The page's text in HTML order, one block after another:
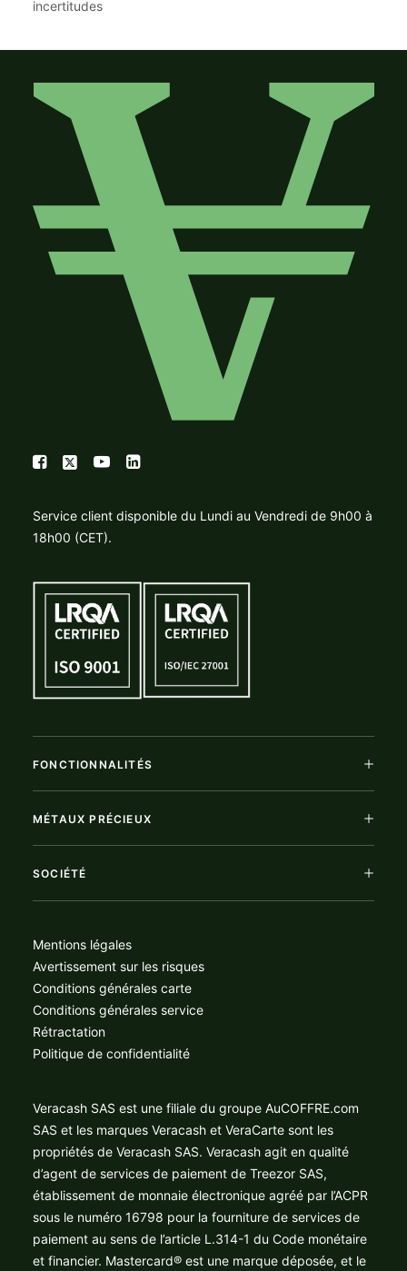
incertitudes
Service client disponible du Lundi au Vendredi de 9h00 à
18h00 (CET).
FONCTIONNALITÉS
MÉTAUX PRÉCIEUX
SOCIÉTÉ
Mentions légales
Avertissement sur les risques
Conditions générales carte
Conditions générales service
Rétractation
Politique de confidentialité
Veracash SAS est une filiale du groupe AuCOFFRE.com
SAS et les marques Veracash et VeraCarte sont les
propriétés de Veracash SAS. Veracash agit en qualité
d’agent de services de paiement de Treezor SAS,
établissement de monnaie électronique agréé par l’ACPR
sous le numéro 16798 pour la fourniture de services de
paiement au sens de l’article L.314-1 du Code monétaire
et financier. Mastercard® est une marque déposée, et le